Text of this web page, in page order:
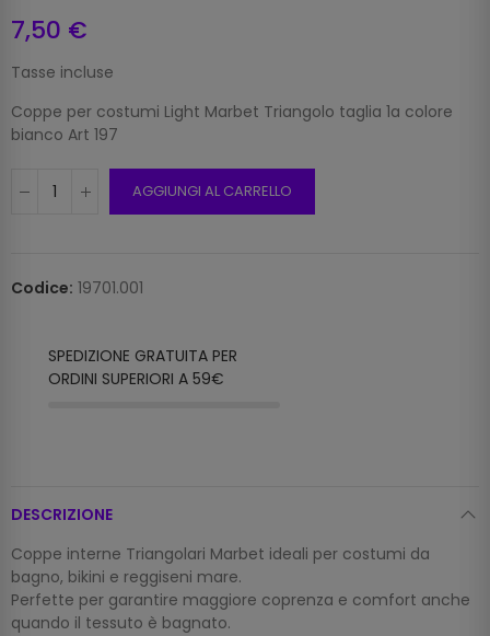
7,50 €
Tasse incluse
Coppe per costumi Light Marbet Triangolo taglia 1a colore
bianco Art 197
AGGIUNGI AL CARRELLO
Codice: 19701.001
SPEDIZIONE GRATUITA PER
ORDINI SUPERIORI A 59€
DESCRIZIONE
Coppe interne Triangolari Marbet ideali per costumi da
bagno, bikini e reggiseni mare.
Perfette per garantire maggiore coprenza e comfort anche
quando il tessuto è bagnato.